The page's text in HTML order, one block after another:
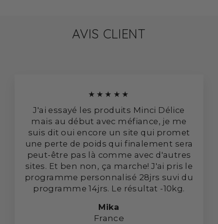
AVIS CLIENT
★★★★★
J'ai essayé les produits Minci Délice
mais au début avec méfiance, je me
suis dit oui encore un site qui promet
une perte de poids qui finalement sera
peut-être pas là comme avec d'autres
sites. Et ben non, ça marche! J'ai pris le
programme personnalisé 28jrs suvi du
programme 14jrs. Le résultat -10kg.
Mika
France